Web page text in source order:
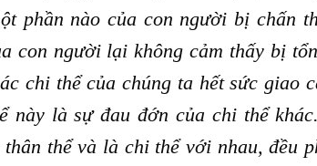
phần nào của con người bị chấn
con người lại không cảm thấy bị
chi thể của chúng ta hết sức giao
này là sự đau đớn của chi thể
thể và là chi thể với nhau, đều